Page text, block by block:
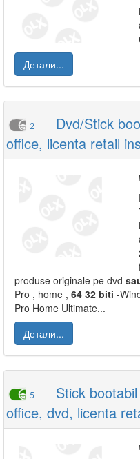
Детали...
2
Dvd/Stick
office, licenta retail
produse originale pe dvd
Pro , home , 64 32 biti -
Pro Home Ultimate...
Детали...
5
Stick
office, dvd, licenta